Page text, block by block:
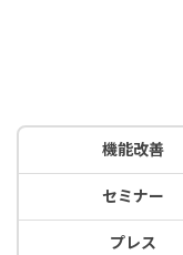
機能改善
セミナー
プレス